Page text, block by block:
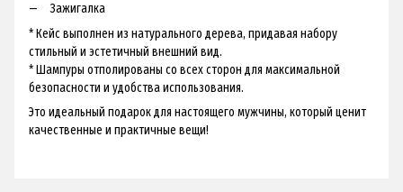
Зажигалка
* Кейс выполнен из натурального дерева, придавая набору
стильный и эстетичный внешний вид.
* Шампуры отполированы со всех сторон для максимальной
безопасности и удобства использования.
Это идеальный подарок для настоящего мужчины, который ценит
качественные и практичные вещи!